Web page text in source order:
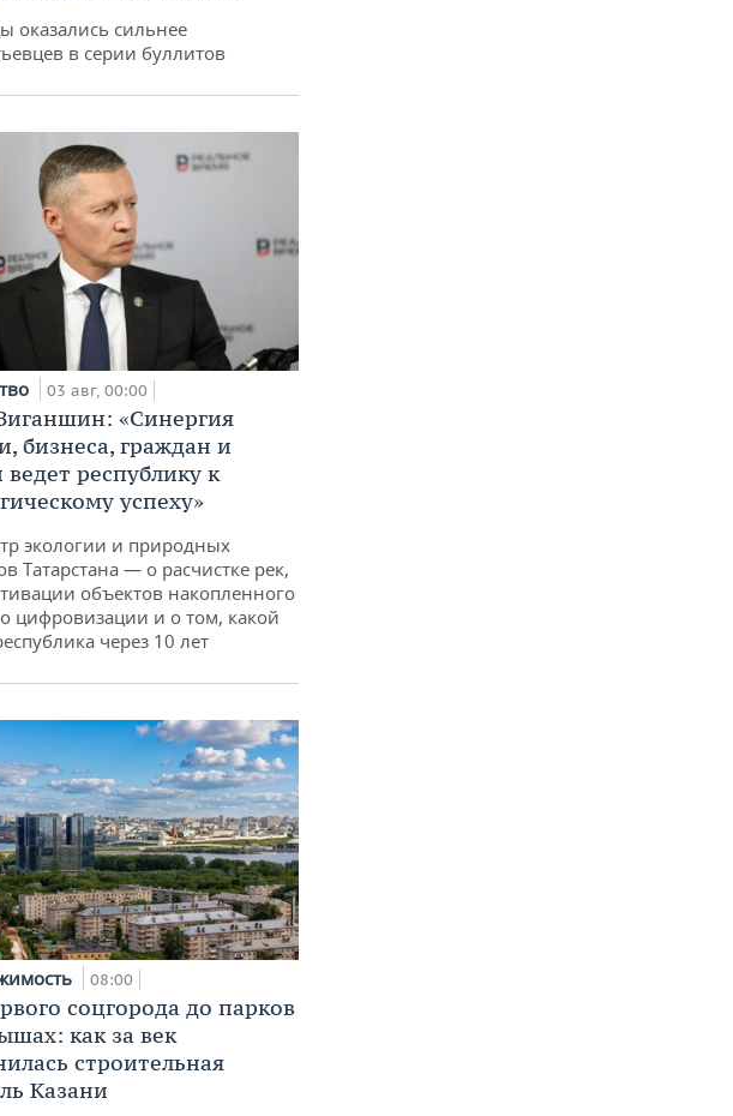
оказались сильнее
в серии буллитов
03 авг, 00:00
«Синергия
бизнеса, граждан и
ведет республику к
успеху»
экологии и природных
Татарстана — о расчистке рек,
объектов накопленного
цифровизации и о том, какой
через 10 лет
08:00
соцгорода до парков
как за век
строительная
Казани